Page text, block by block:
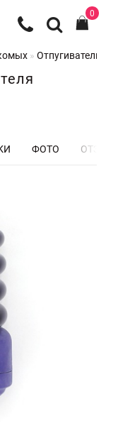
0
Отпугиватели и
ФОТО